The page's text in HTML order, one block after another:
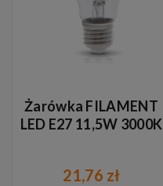
Żarówka FILAMENT
LED E27 11,5W 3000K
21,76 zł